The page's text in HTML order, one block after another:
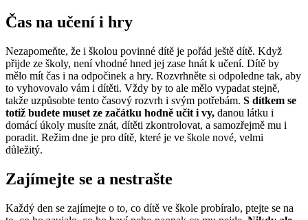
Čas na učení i hry
Nezapomeňte, že i školou povinné dítě je pořád ještě dítě. Když
přijde ze školy, není vhodné hned jej zase hnát k učení. Dítě by
mělo mít čas i na odpočinek a hry. Rozvrhněte si odpoledne tak, aby
to vyhovovalo vám i dítěti. Vždy by to ale mělo vypadat stejně,
takže uzpůsobte tento časový rozvrh i svým potřebám. S dítkem se
totiž budete muset ze začátku hodně učit i vy, danou látku i
domácí úkoly musíte znát, dítěti zkontrolovat, a samozřejmě mu i
poradit. Režim dne je pro dítě, které je ve škole nové, velmi
důležitý.
Zajímejte se a nestrašte
Každý den se zajímejte o to, co dítě ve škole probíralo, ptejte se na